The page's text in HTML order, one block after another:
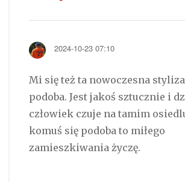
2024-10-23 07:10
Mi się też ta nowoczesna
podoba. Jest jakoś sztucznie i
człowiek czuje na tamim
komuś się podoba to miłego
zamieszkiwania życzę.